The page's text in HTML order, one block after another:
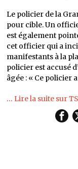
Le policier de la
pour cible. Un
est également
cet officier qui a
manifestants à la
policier est accusé
âgée : « Ce policier
… Lire la suite sur